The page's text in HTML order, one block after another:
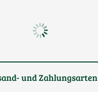
und Zahlungsarten